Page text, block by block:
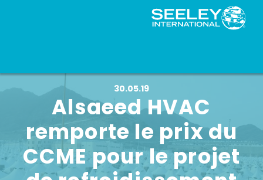
30.05.19
Alsaeed HVAC
remporte le prix du
CCME pour le projet